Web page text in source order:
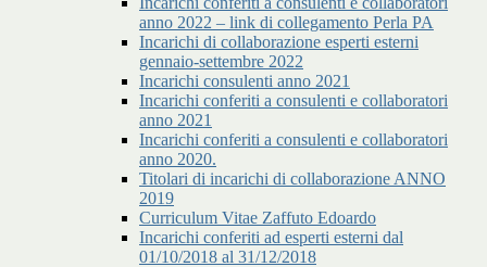
anno 2022 – link di collegamento Perla PA
Incarichi di collaborazione esperti esterni
gennaio-settembre 2022
Incarichi consulenti anno 2021
Incarichi conferiti a consulenti e collaboratori
anno 2021
Incarichi conferiti a consulenti e collaboratori
anno 2020.
Titolari di incarichi di collaborazione ANNO
2019
Curriculum Vitae Zaffuto Edoardo
Incarichi conferiti ad esperti esterni dal
01/10/2018 al 31/12/2018